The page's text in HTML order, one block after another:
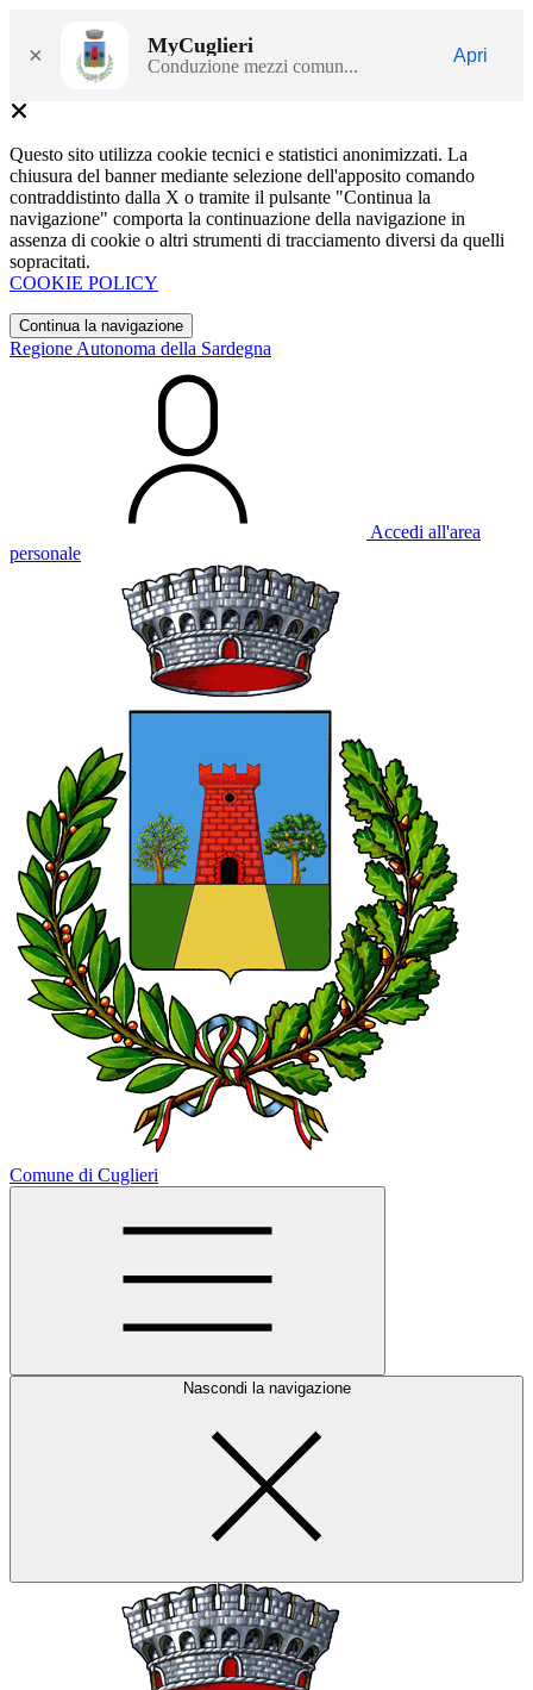
× MyCuglieri
Conduzione mezzi comun...
Apri
Questo sito utilizza cookie tecnici e statistici anonimizzati. La
chiusura del banner mediante selezione dell'apposito comando
contraddistinto dalla X o tramite il pulsante "Continua la
navigazione" comporta la continuazione della navigazione in
assenza di cookie o altri strumenti di tracciamento diversi da quelli
sopracitati.
COOKIE POLICY
Continua la navigazione
Regione Autonoma della Sardegna
Accedi all'area
personale
Comune di Cuglieri
Nascondi la navigazione